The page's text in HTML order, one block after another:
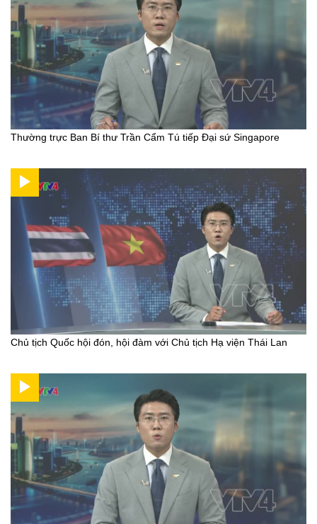
Thường trực Ban Bí thư Trần Cẩm Tú tiếp Đại sứ Singapore
Chủ tịch Quốc hội đón, hội đàm với Chủ tịch Hạ viện Thái Lan